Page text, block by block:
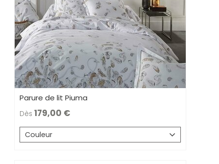
Parure de lit Piuma
Dès 179,00
Couleur